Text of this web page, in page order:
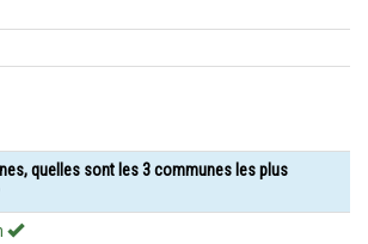
quelles sont les 3 communes les plus